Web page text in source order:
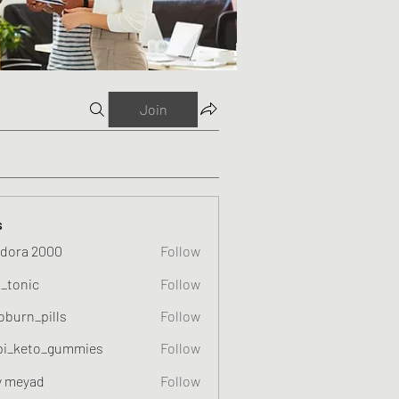
Join
2000
Follow
Follow
Follow
Follow
meyad
Follow